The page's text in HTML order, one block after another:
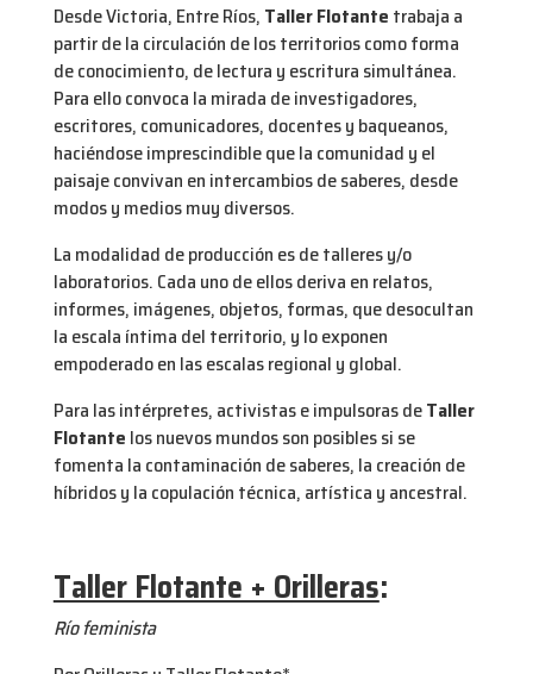
Desde Victoria, Entre Ríos, Taller Flotante trabaja a
partir de la circulación de los territorios como forma
de conocimiento, de lectura y escritura simultánea.
Para ello convoca la mirada de investigadores,
escritores, comunicadores, docentes y baqueanos,
haciéndose imprescindible que la comunidad y el
paisaje convivan en intercambios de saberes, desde
modos y medios muy diversos.
La modalidad de producción es de talleres y/o
laboratorios. Cada uno de ellos deriva en relatos,
informes, imágenes, objetos, formas, que desocultan
la escala íntima del territorio, y lo exponen
empoderado en las escalas regional y global.
Para las intérpretes, activistas e impulsoras deTaller
Flotante los nuevos mundos son posibles si se
fomenta la contaminación de saberes, la creación de
híbridos y la copulación técnica, artística y ancestral.
Taller Flotante + Orilleras:
Río feminista